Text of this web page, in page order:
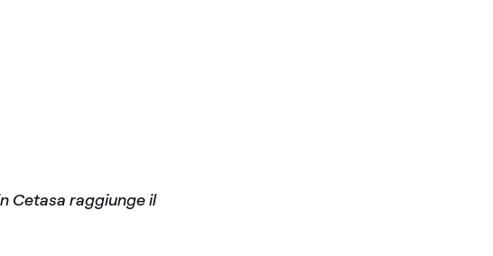
Cetasa raggiunge il